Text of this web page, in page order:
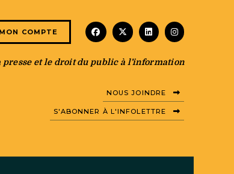
MON COMPTE facebook x-twitterlinkedininstagram
presse et le droit du public à l’information
NOUS JOINDRE
S'ABONNER À L'INFOLETTRE